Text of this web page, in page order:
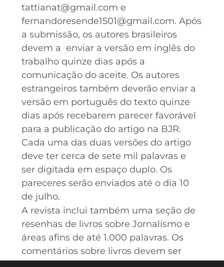
tattianat@gmail.com e
fernandoresende1501@gmail.com. Após
a submissão, os autores brasileiros
devem a enviar a versão em inglês do
trabalho quinze dias após a
comunicação do aceite. Os autores
estrangeiros também deverão enviar a
versão em português do texto quinze
dias após recebarem parecer favorável
para a publicação do artigo na BJR.
Cada uma das duas versões do artigo
deve ter cerca de sete mil palavras e
ser digitada em espaço duplo. Os
pareceres serão enviados até o dia 10
de julho.
A revista inclui também uma seção de
resenhas de livros sobre Jornalismo e
áreas afins de até 1.000 palavras. Os
comentários sobre livros devem ser